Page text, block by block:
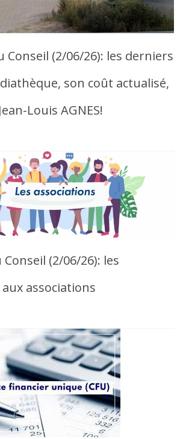
Conseil (2/06/26): les derniers
son coût actualisé,
Louis AGNES!
Conseil (2/06/26): les
associations